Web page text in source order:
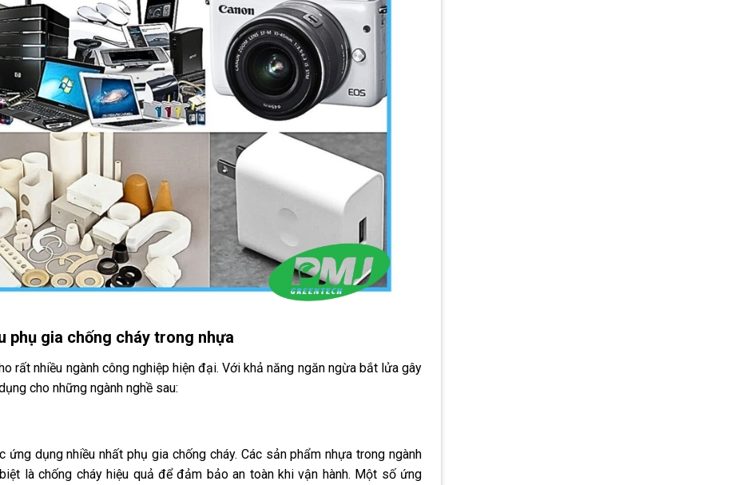
phụ gia chống cháy trong nhựa
rất nhiều ngành công nghiệp hiện đại. Với khả năng ngăn ngừa bắt lửa gây
cho những ngành nghề sau:
dụng nhiều nhất phụ gia chống cháy. Các sản phẩm nhựa trong ngành
là chống cháy hiệu quả để đảm bảo an toàn khi vận hành. Một số ứng